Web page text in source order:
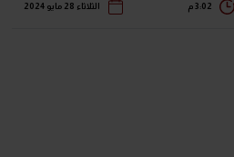
الثلاثاء 28 مايو 2024